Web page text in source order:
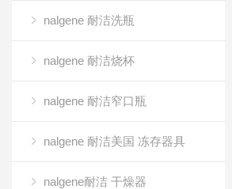
nalgene 耐洁洗瓶
nalgene 耐洁烧杯
nalgene 耐洁窄口瓶
nalgene 耐洁美国 冻存器具
nalgene耐洁 干燥器